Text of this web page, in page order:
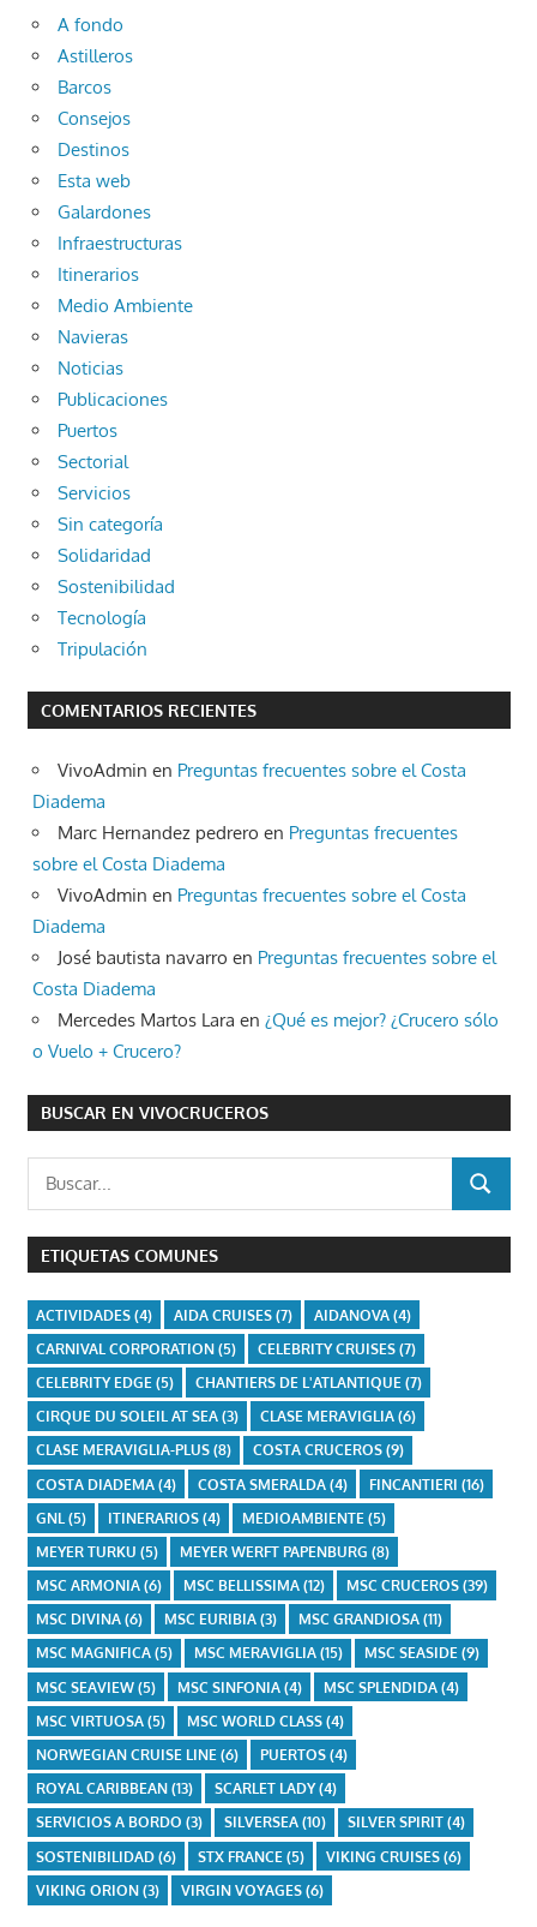
A fondo
Astilleros
Barcos
Consejos
Destinos
Esta web
Galardones
Infraestructuras
Itinerarios
Medio Ambiente
Navieras
Noticias
Publicaciones
Puertos
Sectorial
Servicios
Sin categoría
Solidaridad
Sostenibilidad
Tecnología
Tripulación
COMENTARIOS RECIENTES
VivoAdmin en Preguntas frecuentes sobre el Costa
Diadema
Marc Hernandez pedrero en Preguntas frecuentes
sobre el Costa Diadema
VivoAdmin en Preguntas frecuentes sobre el Costa
Diadema
José bautista navarro en Preguntas frecuentes sobre el
Costa Diadema
Mercedes Martos Lara en ¿Qué es mejor? ¿Crucero sólo
o Vuelo + Crucero?
BUSCAR EN VIVOCRUCEROS
Buscar:
BUSCAR
ETIQUETAS COMUNES
ACTIVIDADES(4) AIDA CRUISES(7) AIDANOVA(4)
CARNIVAL CORPORATION(5) CELEBRITY CRUISES(7)
CELEBRITY EDGE (5) CHANTIERS DE L'ATLANTIQUE (7)
CIRQUE DU SOLEIL AT SEA(3) CLASE MERAVIGLIA(6)
CLASE MERAVIGLIA-PLUS(8) COSTA CRUCEROS(9)
COSTA DIADEMA(4) COSTA SMERALDA(4) FINCANTIERI (16)
GNL (5) ITINERARIOS(4) MEDIOAMBIENTE (5)
MEYER TURKU (5) MEYER WERFT PAPENBURG (8)
MSC ARMONIA(6) MSC BELLISSIMA(12) MSC CRUCEROS(39)
MSC DIVINA(6) MSC EURIBIA(3) MSC GRANDIOSA(11)
MSC MAGNIFICA(5) MSC MERAVIGLIA(15) MSC SEASIDE(9)
MSC SEAVIEW(5) MSC SINFONIA(4) MSC SPLENDIDA(4)
MSC VIRTUOSA(5) MSC WORLD CLASS(4)
NORWEGIAN CRUISE LINE(6) PUERTOS(4)
ROYAL CARIBBEAN(13) SCARLET LADY(4)
SERVICIOS A BORDO (3) SILVERSEA(10) SILVER SPIRIT(4)
SOSTENIBILIDAD(6) STX FRANCE (5) VIKING CRUISES(6)
VIKING ORION(3) VIRGIN VOYAGES(6)